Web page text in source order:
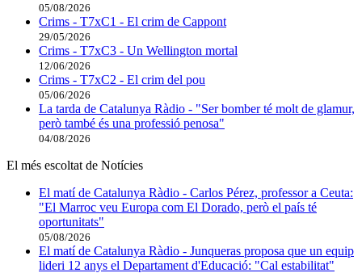
05/08/2026
Crims - T7xC1 - El crim de Cappont
29/05/2026
Crims - T7xC3 - Un Wellington mortal
12/06/2026
Crims - T7xC2 - El crim del pou
05/06/2026
La tarda de Catalunya Ràdio - "Ser bomber té molt de glamur,
però també és una professió penosa"
04/08/2026
El més escoltat de Notícies
El matí de Catalunya Ràdio - Carlos Pérez, professor a Ceuta:
"El Marroc veu Europa com El Dorado, però el país té
oportunitats"
05/08/2026
El matí de Catalunya Ràdio - Junqueras proposa que un equip
lideri 12 anys el Departament d'Educació: "Cal estabilitat"